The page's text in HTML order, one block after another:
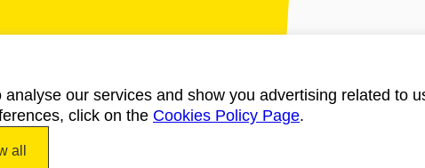
our services and show you advertising related to
click on the Cookies Policy Page.
all